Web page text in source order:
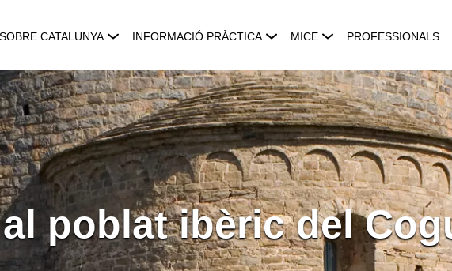
SOBRE CATALUNYA INFORMACIÓ PRÀCTICA MICE PROFESSIONALS
poblat ibèric del